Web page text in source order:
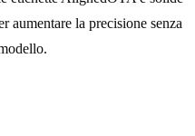
aumentare la precisione senza